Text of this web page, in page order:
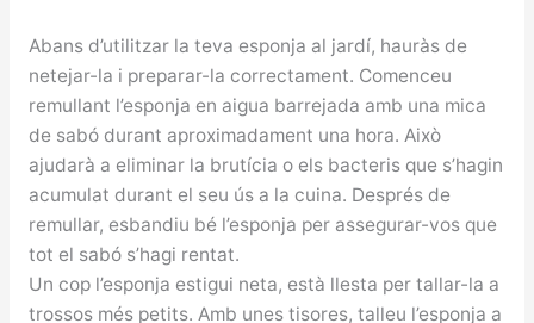
Abans d’utilitzar la teva esponja al jardí, hauràs de
netejar-la i preparar-la correctament. Comenceu
remullant l’esponja en aigua barrejada amb una mica
de sabó durant aproximadament una hora. Això
ajudarà a eliminar la brutícia o els bacteris que s’hagin
acumulat durant el seu ús a la cuina. Després de
remullar, esbandiu bé l’esponja per assegurar-vos que
tot el sabó s’hagi rentat.
Un cop l’esponja estigui neta, està llesta per tallar-la a
trossos més petits. Amb unes tisores, talleu l’esponja a